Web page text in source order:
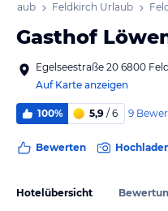
Urlaub Feldkirch Urlaub
Gasthof
Egelseestraße 20 6800
Auf Karte anzeigen
100% 5,9 / 6 9
Bewerten
Hotelübersicht